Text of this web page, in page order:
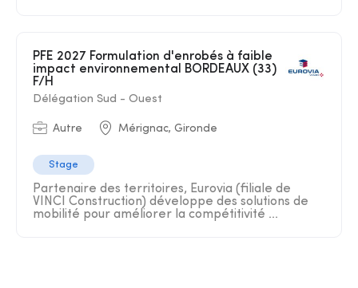
PFE 2027 Formulation d'enrobés à faible
impact environnemental BORDEAUX (33)
F/H
Délégation Sud - Ouest
Autre Mérignac, Gironde
Stage
Partenaire des territoires, Eurovia (filiale de
VINCI Construction) développe des solutions de
mobilité pour améliorer la compétitivité ...